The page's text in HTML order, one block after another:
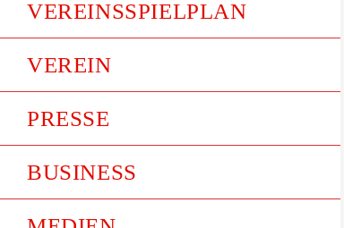
VEREINSSPIELPLAN
VEREIN
PRESSE
BUSINESS